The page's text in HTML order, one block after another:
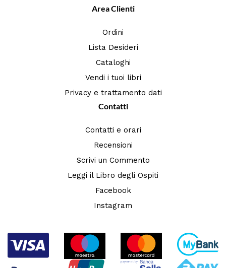
Area Clienti
Ordini
Lista Desideri
Cataloghi
Vendi i tuoi libri
Privacy e trattamento dati
Contatti
Contatti e orari
Recensioni
Scrivi un Commento
Leggi il Libro degli Ospiti
Facebook
Instagram